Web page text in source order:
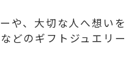
や、大切な人へ想いを
どのギフトジュエリー